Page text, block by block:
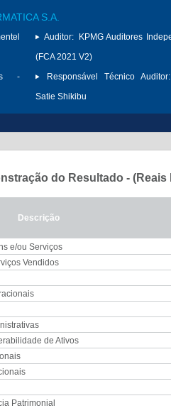
S.A.
-
Auditor:
KPMG Auditores
(FCA 2021 V2)
Responsável Técnico Auditor:
Satie Shikibu